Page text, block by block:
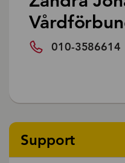
010-3586614
Support